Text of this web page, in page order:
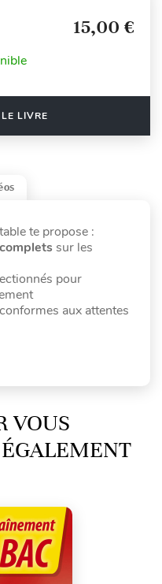
15,00 €
LIVRE
te propose :
sur les
pour
conformes aux attentes
VOUS